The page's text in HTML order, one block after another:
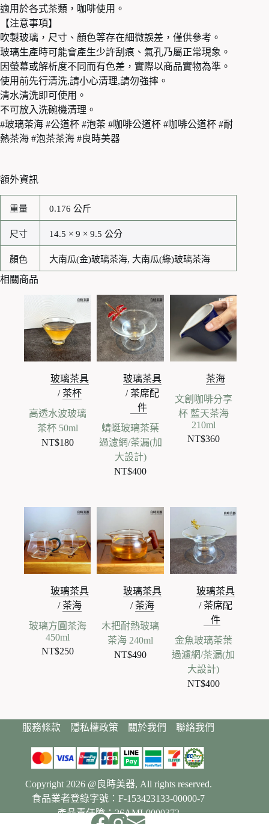
適用於各式茶類，咖啡使用。
【注意事項】
吹製玻璃，尺寸、顏色等存在細微誤差，僅供參考。
玻璃生產時可能會產生少許刮痕、氣孔乃屬正常現象。
因螢幕或解析度不同而有色差，實際以商品實物為準。
使用前先行清洗,請小心清理,請勿強摔。
清水清洗即可使用。
不可放入洗碗機清理。
#玻璃茶海 #公道杯 #泡茶 #咖啡公道杯 #咖啡公道杯 #耐
熱茶海 #泡茶茶海 #良時美器
額外資訊
重量 0.176 公斤
尺寸 14.5 × 9 × 9.5 公分
顏色 大南瓜(金)玻璃茶海, 大南瓜(綠)玻璃茶海
相關商品
玻璃茶具
/茶杯
高透水波玻璃
茶杯 50ml
NT$180
玻璃茶具
/茶席配
件
蜻蜓玻璃茶葉
過濾網/茶漏(加
大設計)
NT$400
茶海
文創咖啡分享
杯 藍天茶海
210ml
NT$360
玻璃茶具
/茶海
玻璃方圓茶海
450ml
NT$250
玻璃茶具
/茶海
木把耐熱玻璃
茶海 240ml
NT$490
玻璃茶具
/茶席配
件
金魚玻璃茶葉
過濾網/茶漏(加
大設計)
NT$400
服務條款 隱私權政策 關於我們 聯絡我們
Copyright 2026 @良時美器, All rights reserved.
食品業者登錄字號：F-153423133-00000-7
產品責任險：26AML0000372